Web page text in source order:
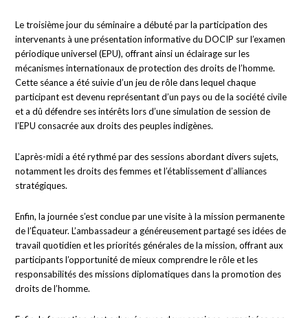
Le troisième jour du séminaire a débuté par la participation des
intervenants à une présentation informative du DOCIP sur l’examen
périodique universel (EPU), offrant ainsi un éclairage sur les
mécanismes internationaux de protection des droits de l’homme.
Cette séance a été suivie d’un jeu de rôle dans lequel chaque
participant est devenu représentant d’un pays ou de la société civile
et a dû défendre ses intérêts lors d’une simulation de session de
l’EPU consacrée aux droits des peuples indigènes.
L’après-midi a été rythmé par des sessions abordant divers sujets,
notamment les droits des femmes et l’établissement d’alliances
stratégiques.
Enfin, la journée s’est conclue par une visite à la mission permanente
de l’Équateur. L’ambassadeur a généreusement partagé ses idées de
travail quotidien et les priorités générales de la mission, offrant aux
participants l’opportunité de mieux comprendre le rôle et les
responsabilités des missions diplomatiques dans la promotion des
droits de l’homme.